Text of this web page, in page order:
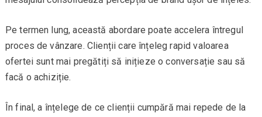
Pe termen lung, această abordare poate accelera întregul
proces de vânzare. Clienții care înțeleg rapid valoarea
ofertei sunt mai pregătiți să inițieze o conversație sau să
facă o achiziție.
În final, a înțelege de ce clienții cumpără mai repede de la